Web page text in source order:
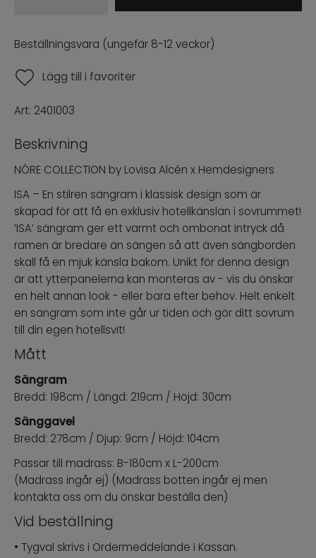
Beställningsvara (ungefär 8-12 veckor)
Lägg till i favoriter
Art: 2401003
Beskrivning
NÒRE COLLECTION by Lovisa Alcén x Hemdesigners
ISA – En stilren sängram i klassisk design som är
skapad för att få en exklusiv hotellkänslan i sovrummet!
’ISA’ sängram ger ett varmt och ombonat intryck då
ramen är bredare än sängen så att även sängborden
skall få en mjuk känsla bakom. Unikt för denna design
är att ytterpanelerna kan monteras av - vis du önskar
en helt annan look - eller bara efter behov. Helt enkelt
en sängram som inte går ur tiden och gör ditt sovrum
till din egen hotellsvit!
Mått
Sängram
Bredd: 198cm / Längd: 219cm / Höjd: 30cm
Sänggavel
Bredd: 278cm / Djup: 9cm / Höjd: 104cm
Passar till madrass: B-180cm x L-200cm
(Madrass ingår ej) (Madrass botten ingår ej men
kontakta oss om du önskar beställa den)
Vid beställning
• Tygval skrivs i Ordermeddelande i Kassan.